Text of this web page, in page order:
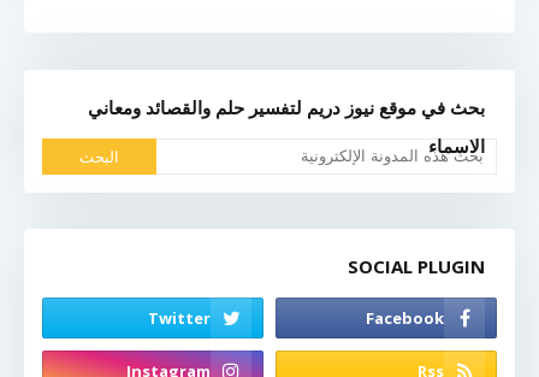
بحث في موقع نيوز دريم لتفسير حلم والقصائد ومعاني
الاسماء
SOCIAL PLUGIN